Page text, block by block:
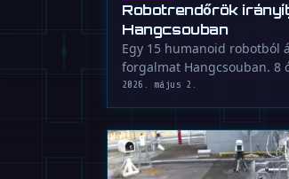
Robotrendőrök
Hangcsouban
Egy 15 humanoid robotból
forgalmat Hangcsouban. 8
2026. május 2.